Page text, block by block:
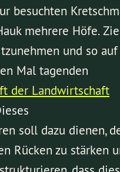
besuchten
mehrere Höfe.
und so
Mal tagenden
der Landwirtschaft
soll dazu dienen,
Rücken zu stärken